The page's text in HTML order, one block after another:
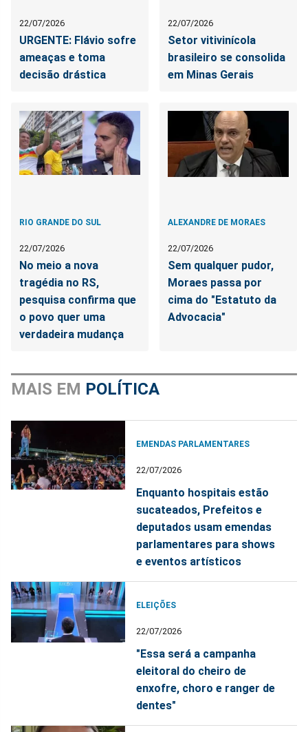
22/07/2026
URGENTE: Flávio sofre
ameaças e toma
decisão drástica
22/07/2026
Setor vitivinícola
brasileiro se consolida
em Minas Gerais
RIO GRANDE DO SUL
22/07/2026
No meio a nova
tragédia no RS,
pesquisa confirma que
o povo quer uma
verdadeira mudança
ALEXANDRE DE MORAES
22/07/2026
Sem qualquer pudor,
Moraes passa por
cima do "Estatuto da
Advocacia"
MAIS EM POLÍTICA
EMENDAS PARLAMENTARES
22/07/2026
Enquanto hospitais estão
sucateados, Prefeitos e
deputados usam emendas
parlamentares para shows
e eventos artísticos
ELEIÇÕES
22/07/2026
"Essa será a campanha
eleitoral do cheiro de
enxofre, choro e ranger de
dentes"